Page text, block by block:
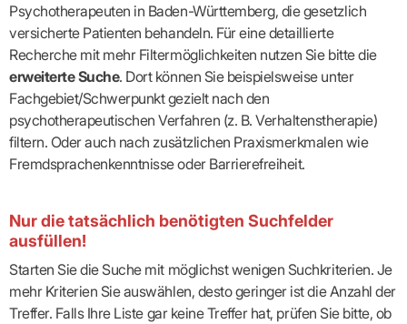
Psychotherapeuten in Baden-Württemberg, die gesetzlich
versicherte Patienten behandeln. Für eine detaillierte
Recherche mit mehr Filtermöglichkeiten nutzen Sie bitte die
erweiterte Suche. Dort können Sie beispielsweise unter
Fachgebiet/Schwerpunkt gezielt nach den
psychotherapeutischen Verfahren (z. B. Verhaltenstherapie)
filtern. Oder auch nach zusätzlichen Praxismerkmalen wie
Fremdsprachenkenntnisse oder Barrierefreiheit.
Nur die tatsächlich benötigten Suchfelder
ausfüllen!
Starten Sie die Suche mit möglichst wenigen Suchkriterien. Je
mehr Kriterien Sie auswählen, desto geringer ist die Anzahl der
Treffer. Falls Ihre Liste gar keine Treffer hat, prüfen Sie bitte, ob